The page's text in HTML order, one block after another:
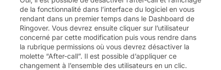
de la fonctionnalité dans l’interface du logiciel en vous
rendant dans un premier temps dans le Dashboard de
Ringover. Vous devrez ensuite cliquer sur l’utilisateur
concerné par cette modification puis vous rendre dans
la rubrique permissions où vous devrez désactiver la
molette “After-call”. Il est possible d’appliquer ce
changement à l’ensemble des utilisateurs en un clic.